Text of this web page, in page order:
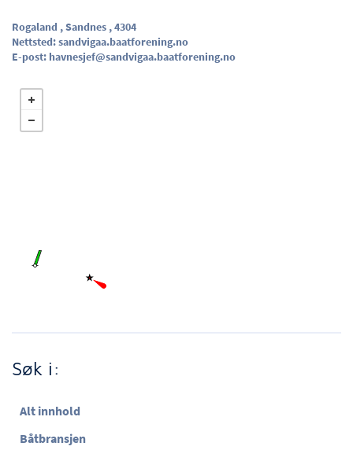
Rogaland , Sandnes , 4304
Nettsted:sandvigaa.baatforening.no
E-post: havnesjef@sandvigaa.baatforening.no
Søk i:
Alt innhold
Båtbransjen